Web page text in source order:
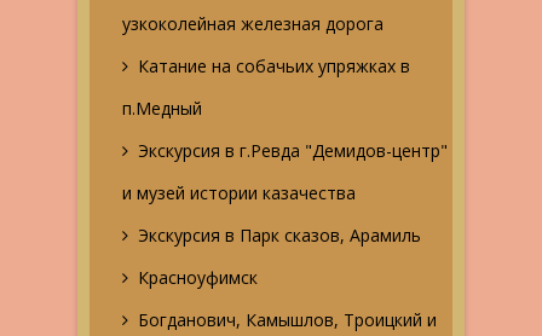
узкоколейная железная дорога
Катание на собачьих упряжках в
п.Медный
Экскурсия в г.Ревда "Демидов-центр"
и музей истории казачества
Экскурсия в Парк сказов, Арамиль
Красноуфимск
Богданович, Камышлов, Троицкий и